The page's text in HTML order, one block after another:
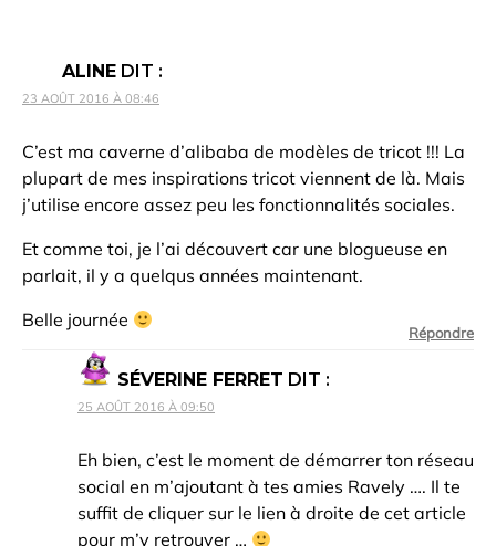
ALINE DIT :
23 AOÛT 2016 À 08:46
C’est ma caverne d’alibaba de modèles de tricot !!! La
plupart de mes inspirations tricot viennent de là. Mais
j’utilise encore assez peu les fonctionnalités sociales.
Et comme toi, je l’ai découvert car une blogueuse en
parlait, il y a quelqus années maintenant.
Belle journée
Répondre
SÉVERINE FERRET DIT :
25 AOÛT 2016 À 09:50
Eh bien, c’est le moment de démarrer ton réseau
social en m’ajoutant à tes amies Ravely …. Il te
suffit de cliquer sur le lien à droite de cet article
pour m’y retrouver …